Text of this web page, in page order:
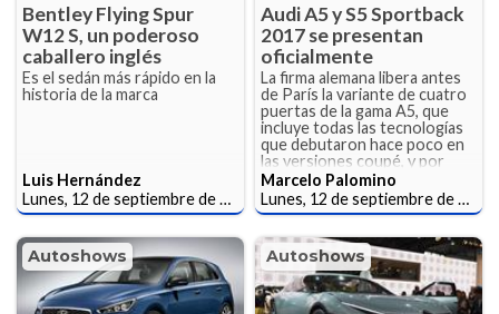
Bentley Flying Spur
W12 S, un poderoso
caballero inglés
Es el sedán más rápido en la
historia de la marca
Luis Hernández
Lunes, 12 de septiembre de 2016
Audi A5 y S5 Sportback
2017 se presentan
oficialmente
La firma alemana libera antes
de París la variante de cuatro
puertas de la gama A5, que
incluye todas las tecnologías
que debutaron hace poco en
las versiones coupé, y por
supuesto, el nuevo deportivo
S5 Sportback.
Marcelo Palomino
Lunes, 12 de septiembre de 2016
Autoshows Autoshows